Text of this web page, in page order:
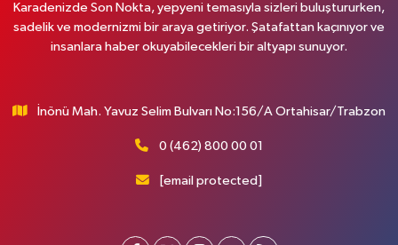
Karadenizde Son Nokta, yepyeni temasıyla sizleri buluştururken,
sadelik ve modernizmi bir araya getiriyor. Şatafattan kaçınıyor ve
insanlara haber okuyabilecekleri bir altyapı sunuyor.
İnönü Mah. Yavuz Selim Bulvarı No:156/A Ortahisar/Trabzon
0 (462) 800 00 01
[email protected]